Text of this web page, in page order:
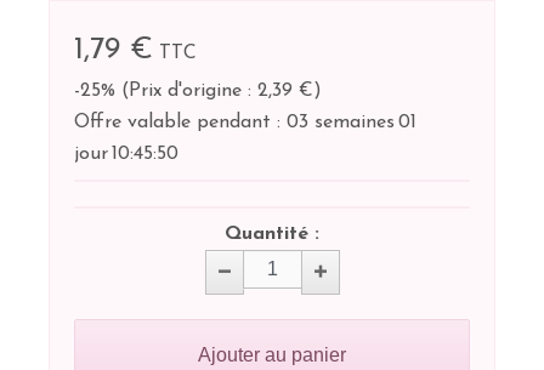
1,79 €
TTC
-25% ( Prix d'origine : 2,39 €)
Offre valable pendant : 03 semaines 01
jour 10:45:50
Quantité :
Ajouter au panier